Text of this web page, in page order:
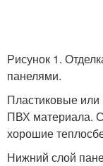
Рисунок 1.
панелями.
Пластиковые или
ПВХ материала.
хорошие
Нижний слой